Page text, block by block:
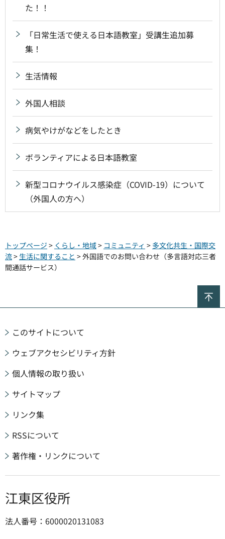
た！！
「日常生活で使える日本語教室」受講生追加募
集！
生活情報
外国人相談
病気やけがなどをしたとき
ボランティアによる日本語教室
新型コロナウイルス感染症（COVID-19）について
（外国人の方へ）
トップページ > くらし・地域> コミュニティ > 多文化共生・国際交
流> 生活に関すること > 外国語でのお問い合わせ（多言語対応三者
間通話サービス）
このサイトについて
ウェブアクセシビリティ方針
個人情報の取り扱い
サイトマップ
リンク集
RSSについて
著作権・リンクについて
江東区役所
法人番号：6000020131083